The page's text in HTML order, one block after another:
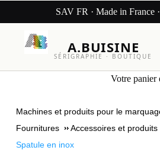
SAV FR · Made in France
A.BUISINE
SÉRIGRAPHIE · BOUTIQUE
Votre panier
Machines et produits pour le
Fournitures
Accessoires et
Spatule en inox